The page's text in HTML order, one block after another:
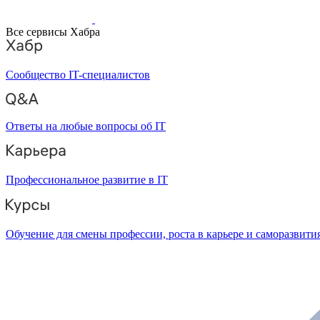
Все сервисы Хабра
Сообщество IT-специалистов
Ответы на любые вопросы об IT
Профессиональное развитие в IT
Обучение для смены профессии, роста в карьере и